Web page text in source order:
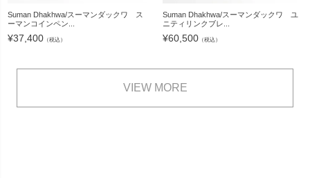
Suman Dhakhwa/スーマンダックワ ス
ーマンコインペン...
¥37,400 （税込）
Suman Dhakhwa/スーマンダックワ ユ
ニティリンクブレ...
¥60,500 （税込）
VIEW MORE